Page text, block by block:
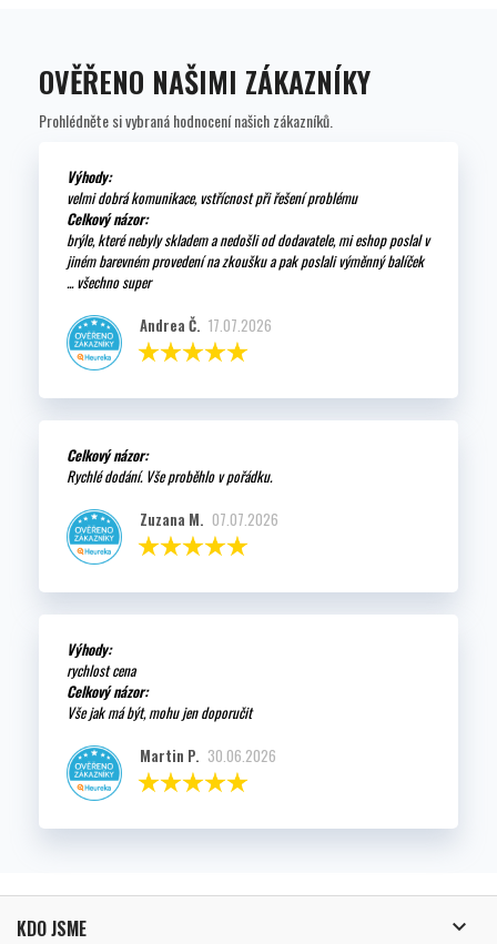
OVĚŘENO NAŠIMI ZÁKAZNÍKY
Prohlédněte si vybraná hodnocení našich zákazníků.
Výhody:
velmi dobrá komunikace, vstřícnost při řešení problému
Celkový názor:
brýle, které nebyly skladem a nedošli od dodavatele, mi eshop poslal v
jiném barevném provedení na zkoušku a pak poslali výměnný balíček
... všechno super
Andrea Č. 17.07.2026
Celkový názor:
Rychlé dodání. Vše proběhlo v pořádku.
Zuzana M. 07.07.2026
Výhody:
rychlost cena
Celkový názor:
Vše jak má být, mohu jen doporučit
Martin P. 30.06.2026
KDO JSME 